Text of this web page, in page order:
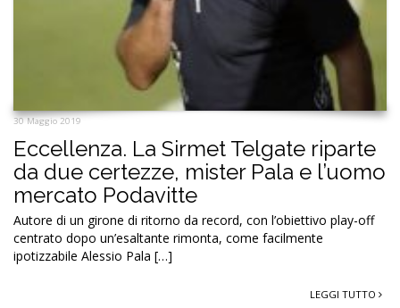
30 Maggio 2019
Eccellenza. La Sirmet Telgate riparte
da due certezze, mister Pala e l’uomo
mercato Podavitte
Autore di un girone di ritorno da record, con l’obiettivo play-off
centrato dopo un’esaltante rimonta, come facilmente
ipotizzabile Alessio Pala […]
LEGGI TUTTO